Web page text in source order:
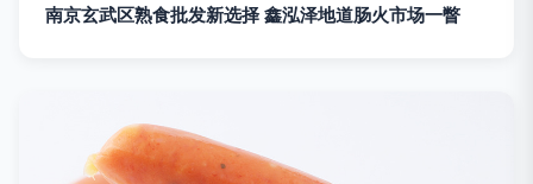
南京玄武区熟食批发新选择 鑫泓泽地道肠火市场一瞥